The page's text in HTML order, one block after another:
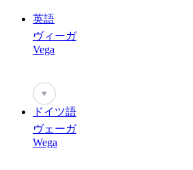
英語
ヴィーガ
Vega
♥
ドイツ語
ヴェーガ
Wega